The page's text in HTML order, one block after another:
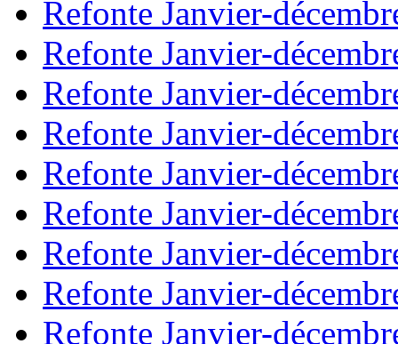
Refonte Janvier-
Refonte Janvier-
Refonte Janvier-
Refonte Janvier-
Refonte Janvier-
Refonte Janvier-
Refonte Janvier-
Refonte Janvier-
Refonte Janvier-